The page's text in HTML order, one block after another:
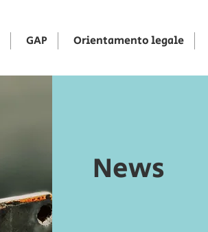
GAP Orientamento legale
News